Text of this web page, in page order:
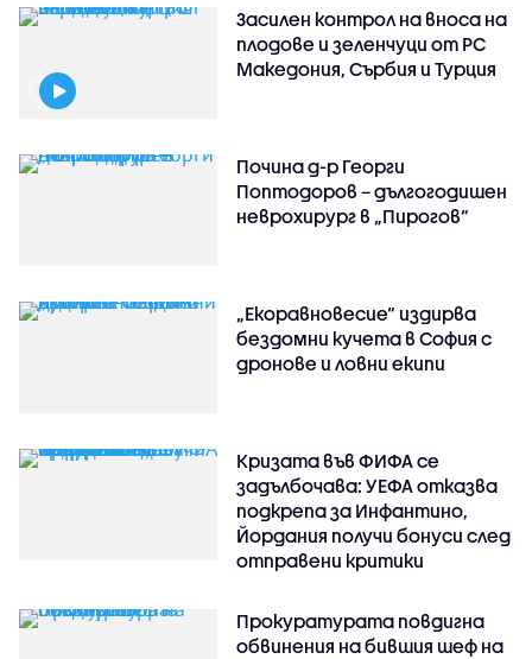
Засилен контрол на вноса на
плодове и зеленчуци от РС
Македония, Сърбия и Турция
Почина д-р Георги
Поптодоров – дългогодишен
неврохирург в „Пирогов“
„Екоравновесие“ издирва
бездомни кучета в София с
дронове и ловни екипи
Кризата във ФИФА се
задълбочава: УЕФА отказва
подкрепа за Инфантино,
Йордания получи бонуси след
отправени критики
Прокуратурата повдигна
обвинения на бившия шеф на